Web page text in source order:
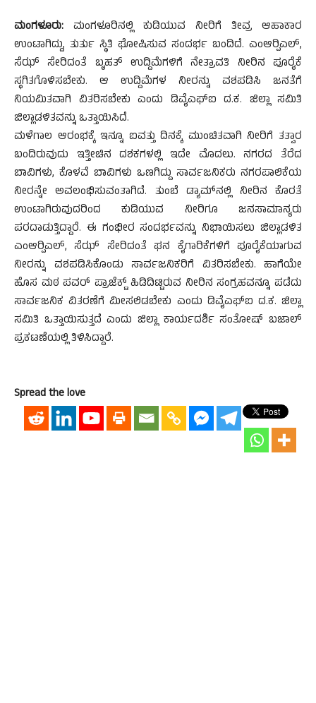
ಮಂಗಳೂರು: ಮಂಗಳೂರಿನಲ್ಲಿ ಕುಡಿಯುವ ನೀರಿಗೆ ತೀವ್ರ ಆಹಾಕಾರ
ಉಂಟಾಗಿದ್ದು, ತುರ್ತು ಸ್ಥಿತಿ ಘೋಷಿಸುವ ಸಂದರ್ಭ ಬಂದಿದೆ. ಎಂಆರ್‍ಪಿಎಲ್,
ಸೆಝ್ ಸೇರಿದಂತೆ ಬೃಹತ್ ಉದ್ದಿಮೆಗಳಿಗೆ ನೇತ್ರಾವತಿ ನೀರಿನ ಪೂರೈಕೆ
ಸ್ಥಗಿತಗೊಳಿಸಬೇಕು. ಆ ಉದ್ದಿಮೆಗಳ ನೀರನ್ನು ವಶಪಡಿಸಿ ಜನತೆಗೆ
ನಿಯಮಿತವಾಗಿ ವಿತರಿಸಬೇಕು ಎಂದು ಡಿವೈಎಫ್‍ಐ ದ.ಕ. ಜಿಲ್ಲಾ ಸಮಿತಿ
ಜಿಲ್ಲಾಡಳಿತವನ್ನು ಒತ್ತಾಯಿಸಿದೆ.
ಮಳೆಗಾಲ ಆರಂಭಕ್ಕೆ ಇನ್ನೂ ಐವತ್ತು ದಿನಕ್ಕೆ ಮುಂಚಿತವಾಗಿ ನೀರಿಗೆ ತತ್ವಾರ
ಬಂದಿರುವುದು ಇತ್ತೀಚಿನ ದಶಕಗಳಲ್ಲಿ ಇದೇ ಮೊದಲು. ನಗರದ ತೆರೆದ
ಬಾವಿಗಳು, ಕೊಳವೆ ಬಾವಿಗಳು ಒಣಗಿದ್ದು ಸಾರ್ವಜನಿಕರು ನಗರಪಾಲಿಕೆಯ
ನೀರನ್ನೇ ಅವಲಂಭಿಸುವಂತಾಗಿದೆ. ತುಂಬೆ ಡ್ಯಾಮ್‍ನಲ್ಲಿ ನೀರಿನ ಕೊರತೆ
ಉಂಟಾಗಿರುವುದರಿಂದ ಕುಡಿಯುವ ನೀರಿಗೂ ಜನಸಾಮಾನ್ಯರು
ಪರದಾಡುತ್ತಿದ್ದಾರೆ. ಈ ಗಂಭೀರ ಸಂದರ್ಭವನ್ನು ನಿಭಾಯಿಸಲು ಜಿಲ್ಲಾಡಳಿತ
ಎಂಆರ್‍ಪಿಎಲ್, ಸೆಝ್ ಸೇರಿದಂತೆ ಘನ ಕೈಗಾರಿಕೆಗಳಿಗೆ ಪೂರೈಕೆಯಾಗುವ
ನೀರನ್ನು ವಶಪಡಿಸಿಕೊಂಡು ಸಾರ್ವಜನಿಕರಿಗೆ ವಿತರಿಸಬೇಕು. ಹಾಗೆಯೇ
ಹೊಸ ಮಠ ಪವರ್ ಪ್ರಾಜೆಕ್ಟ್ ಹಿಡಿದಿಟ್ಟಿರುವ ನೀರಿನ ಸಂಗ್ರಹವನ್ನೂ ಪಡೆದು
ಸಾರ್ವಜನಿಕ ವಿತರಣೆಗೆ ಮೀಸಲಿಡಬೇಕು ಎಂದು ಡಿವೈಎಫ್‍ಐ ದ.ಕ. ಜಿಲ್ಲಾ
ಸಮಿತಿ ಒತ್ತಾಯಿಸುತ್ತದೆ ಎಂದು ಜಿಲ್ಲಾ ಕಾರ್ಯದರ್ಶಿ ಸಂತೋಷ್ ಬಜಾಲ್
ಪ್ರಕಟಣೆಯಲ್ಲಿ ತಿಳಿಸಿದ್ದಾರೆ.
Spread the love